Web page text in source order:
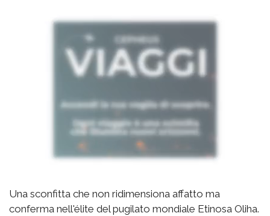
Una sconfitta che non ridimensiona affatto ma
conferma nell'élite del pugilato mondiale Etinosa Oliha.